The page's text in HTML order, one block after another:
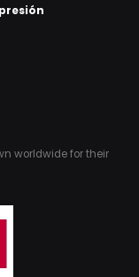
worldwide for their